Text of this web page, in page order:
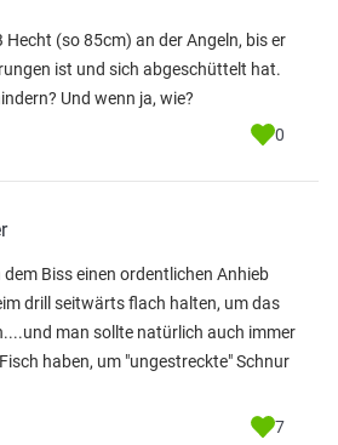
Hecht (so 85cm) an der Angeln, bis er
ist und sich abgeschüttelt hat.
Und wenn ja, wie?
0
Biss einen ordentlichen Anhieb
drill seitwärts flach halten, um das
man sollte natürlich auch immer
haben, um "ungestreckte" Schnur
7